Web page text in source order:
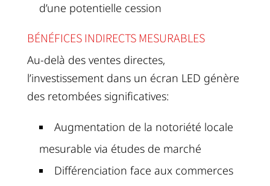
d’une potentielle cession
BÉNÉFICES INDIRECTS MESURABLES
Au-delà des ventes directes,
l’investissement dans un écran LED génère
des retombées significatives:
Augmentation de la notoriété locale
mesurable via études de marché
Différenciation face aux commerces